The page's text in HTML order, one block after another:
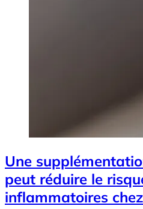
Une
peut réduire le
inflammatoires